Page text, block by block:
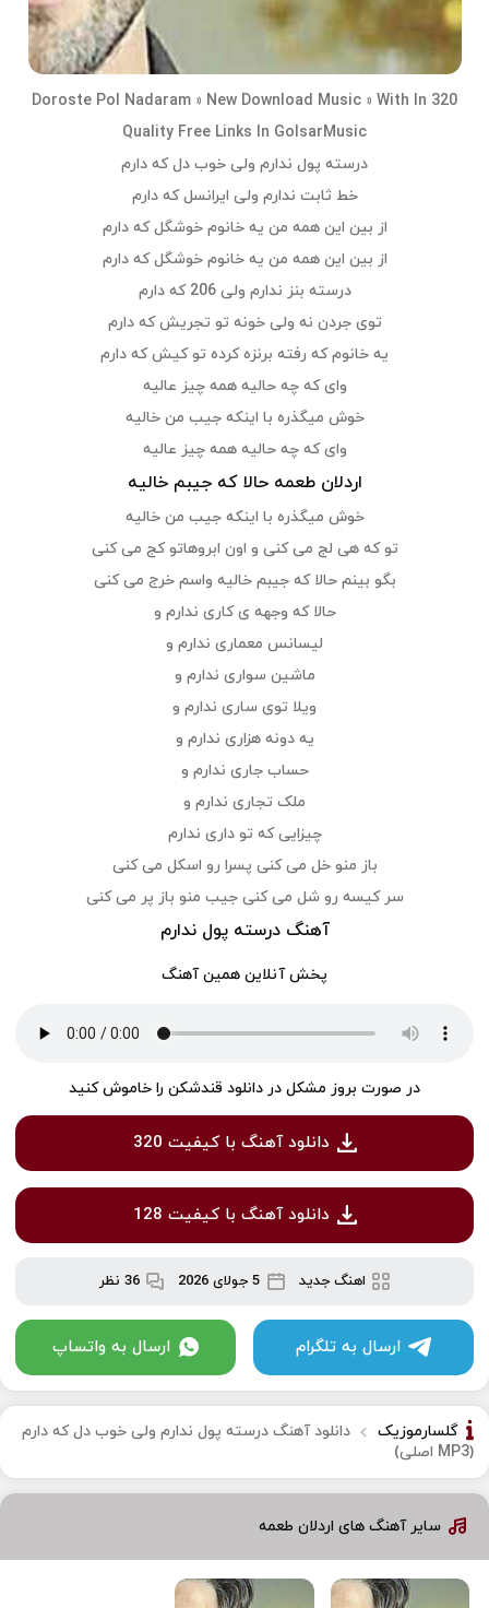
Doroste Pol Nadaram » New Download Music » With In 320
Quality Free Links In GolsarMusic
درسته پول ندارم ولی خوب دل که دارم
خط ثابت ندارم ولی ایرانسل که دارم
از بین این همه من یه خانوم خوشگل که دارم
از بین این همه من یه خانوم خوشگل که دارم
درسته بنز ندارم ولی 206 که دارم
توی جردن نه ولی خونه تو تجریش که دارم
یه خانوم که رفته برنزه کرده تو کیش که دارم
وای که چه حالیه همه چیز عالیه
خوش میگذره با اینکه جیب من خالیه
وای که چه حالیه همه چیز عالیه
اردلان طعمه حالا که جیبم خالیه
خوش میگذره با اینکه جیب من خالیه
تو که هی لج می کنی و اون ابروهاتو کج می کنی
بگو بینم حالا که جیبم خالیه واسم خرج می کنی
حالا که وجهه ی کاری ندارم و
لیسانس معماری ندارم و
ماشین سواری ندارم و
ویلا توی ساری ندارم و
یه دونه هزاری ندارم و
حساب جاری ندارم و
ملک تجاری ندارم و
چیزایی که تو داری ندارم
باز منو خل می کنی پسرا رو اسکل می کنی
سر کیسه رو شل می کنی جیب منو باز پر می کنی
آهنگ درسته پول ندارم
پخش آنلاین همین آهنگ
در صورت بروز مشکل در دانلود قندشکن را خاموش کنید
دانلود آهنگ با کیفیت 320
دانلود آهنگ با کیفیت 128
اهنگ جدید 5 جولای 2026 36 نظر
ارسال به تلگرام ارسال به واتساپ
گلسارموزیک
دانلود آهنگ درسته پول ندارم ولی خوب دل که دارم
(MP3 اصلی)
سایر آهنگ های اردلان طعمه